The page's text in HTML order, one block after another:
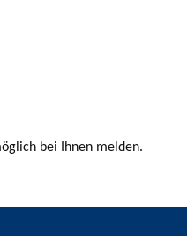
bei Ihnen melden.